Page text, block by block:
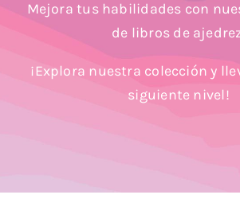
Blog
Mejora tus habilidades con
de libros de
¡Explora nuestra colección y
siguiente nivel!